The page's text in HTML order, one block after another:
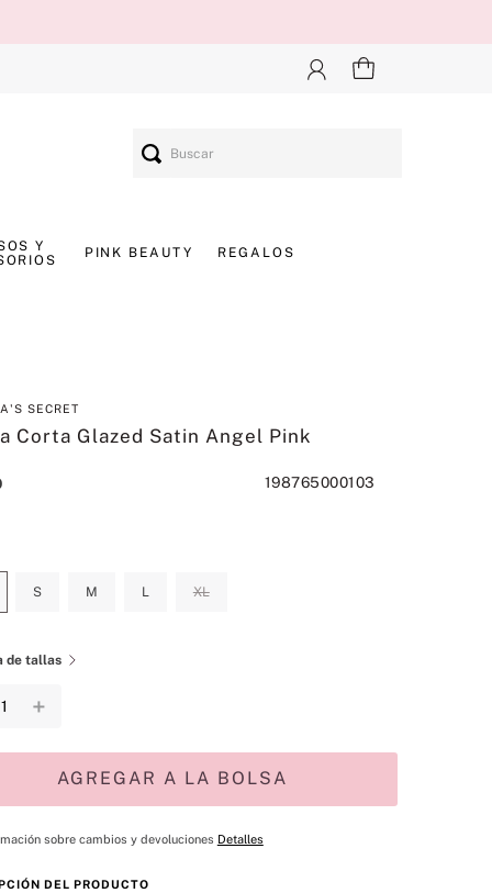
Y
PINK BEAUTY REGALOS
SECRET
Corta Glazed Satin Angel Pink
198765000103
S M L XL
de tallas
＋
AGREGAR A LA BOLSA
sobre cambios y devoluciones Detalles
DEL PRODUCTO